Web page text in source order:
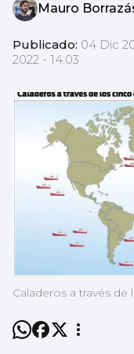
Mauro
Publicado: 04 Dic
2022 - 14:03
Caladeros a través